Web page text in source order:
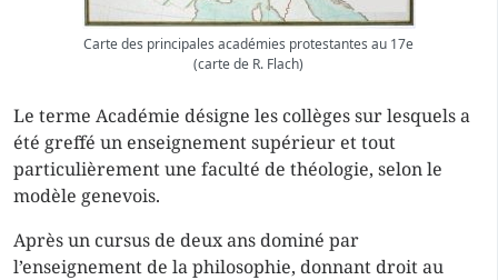
Carte des principales académies protestantes au 17e
(carte de R. Flach)
Le terme Académie désigne les collèges sur lesquels a
été greffé un enseignement supérieur et tout
particulièrement une faculté de théologie, selon le
modèle genevois.
Après un cursus de deux ans dominé par
l’enseignement de la philosophie, donnant droit au